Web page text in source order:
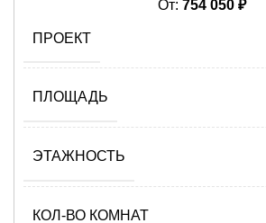
От: 754 050 ₽
ПРОЕКТ
ПЛОЩАДЬ
ЭТАЖНОСТЬ
КОЛ-ВО КОМНАТ